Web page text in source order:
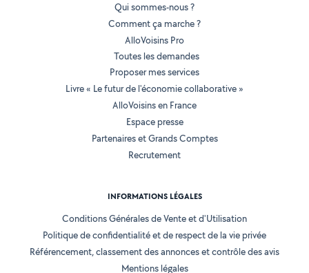
Qui sommes-nous ?
Comment ça marche ?
AlloVoisins Pro
Toutes les demandes
Proposer mes services
Livre « Le futur de l'économie collaborative »
AlloVoisins en France
Espace presse
Partenaires et Grands Comptes
Recrutement
INFORMATIONS LÉGALES
Conditions Générales de Vente et d'Utilisation
Politique de confidentialité et de respect de la vie privée
Référencement, classement des annonces et contrôle des avis
Mentions légales